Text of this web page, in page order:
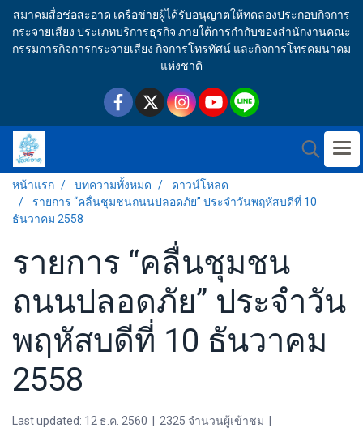
สมาคมสื่อช่อสะอาด เครือข่ายผู้ได้รับอนุญาตให้ทดลองประกอบกิจการ
กระจายเสียง ประเภทบริการธุรกิจ ภายใต้การกำกับของสำนักงานคณะ
กรรมการกิจการกระจายเสียง กิจการโทรทัศน์ และกิจการโทรคมนาคม
แห่งชาติ
หน้าแรก บทความทั้งหมด
ดาวน์โหลด
รายการ “คลื่นชุมชนถนนปลอดภัย” ประจำวันพฤหัสบดีที่ 10
ธันวาคม 2558
รายการ “คลื่นชุมชน
ถนนปลอดภัย” ประจำวัน
พฤหัสบดีที่ 10 ธันวาคม
2558
Last updated: 12 ธ.ค. 2560 2325 จำนวนผู้เข้าชม